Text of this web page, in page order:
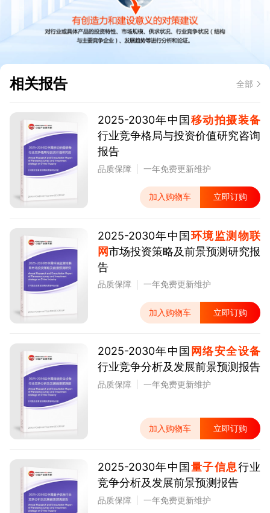
相关报告 全部
2025-2030年中国 移动拍摄装备
行业竞争格局与投资价值研究咨询
报告
品质保障 一年免费更新维护
加入购物车 立即订购
2025-2030年中国环境监测物联
网市场投资策略及前景预测研究报
告
品质保障 一年免费更新维护
加入购物车 立即订购
2025-2030年中国 网络安全设备
行业竞争分析及发展前景预测报告
品质保障 一年免费更新维护
加入购物车 立即订购
2025-2030年中国 量子信息行业
竞争分析及发展前景预测报告
品质保障 一年免费更新维护